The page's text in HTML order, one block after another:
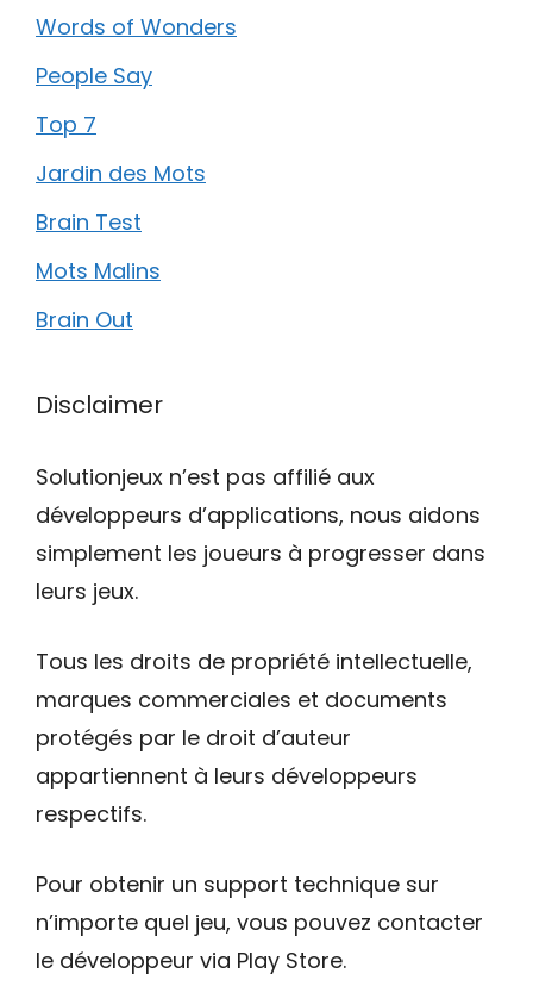
Words of Wonders
People Say
Top 7
Jardin des Mots
Brain Test
Mots Malins
Brain Out
Disclaimer
Solutionjeux n’est pas affilié aux
développeurs d’applications, nous aidons
simplement les joueurs à progresser dans
leurs jeux.
Tous les droits de propriété intellectuelle,
marques commerciales et documents
protégés par le droit d’auteur
appartiennent à leurs développeurs
respectifs.
Pour obtenir un support technique sur
n’importe quel jeu, vous pouvez contacter
le développeur via Play Store.